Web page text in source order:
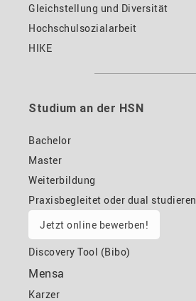
Gleichstellung und Diversität
Hochschulsozialarbeit
HIKE
Studium an der HSN
Bachelor
Master
Weiterbildung
Praxisbegleitet oder dual studieren
Jetzt online bewerben!
Discovery Tool (Bibo)
Mensa
Karzer